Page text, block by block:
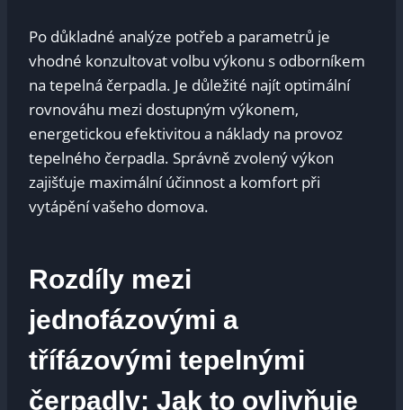
Po důkladné analýze potřeb a parametrů je
vhodné konzultovat volbu výkonu s odborníkem
na tepelná čerpadla. Je důležité najít optimální
rovnováhu mezi dostupným výkonem,
energetickou efektivitou a náklady na provoz
tepelného čerpadla. Správně zvolený výkon
zajišťuje maximální účinnost a komfort při
vytápění vašeho domova.
Rozdíly mezi
jednofázovými a
třífázovými tepelnými
čerpadly: Jak to ovlivňuje